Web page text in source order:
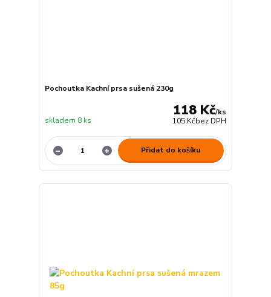
Pochoutka Kachní prsa sušená 230g
118 Kč/ks
105 Kčbez DPH
skladem 8 ks
Přidat do košíku